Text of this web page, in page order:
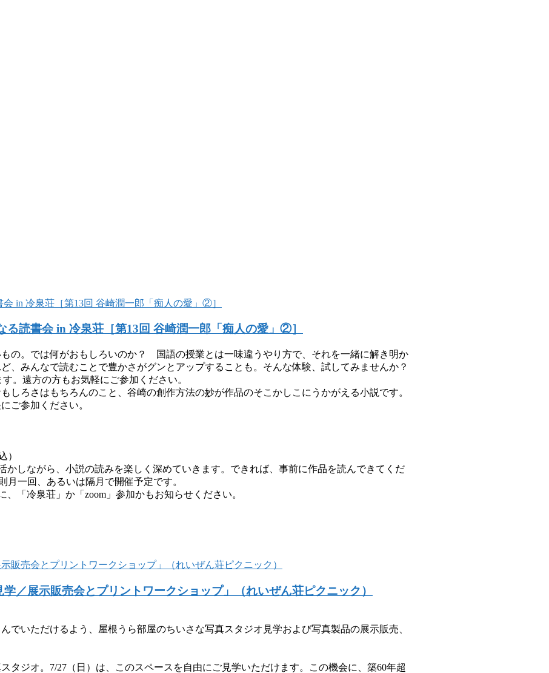
る読書会 in 冷泉荘［第13回 谷崎潤一郎「痴人の愛」②］
の。では何がおもしろいのか？ 国語の授業とは一味違うやり方で、それを一緒に解き明か
、みんなで読むことで豊かさがグンとアップすることも。そんな体験、試してみませんか？
。遠方の方もお気軽にご参加ください。
ろさはもちろんのこと、谷崎の創作方法の妙が作品のそこかしこにうかがえる小説です。
ご参加ください。
）
しながら、小説の読みを楽しく深めていきます。できれば、事前に作品を読んできてくだ
一回、あるいは隔月で開催予定です。
「冷泉荘」か「zoom」参加かもお知らせください。
／展示販売会とプリントワークショップ」（れいぜん荘ピクニック）
でいただけるよう、屋根うら部屋のちいさな写真スタジオ見学および写真製品の展示販売、
タジオ。7/27（日）は、このスペースを自由にご見学いただけます。この機会に、築60年超